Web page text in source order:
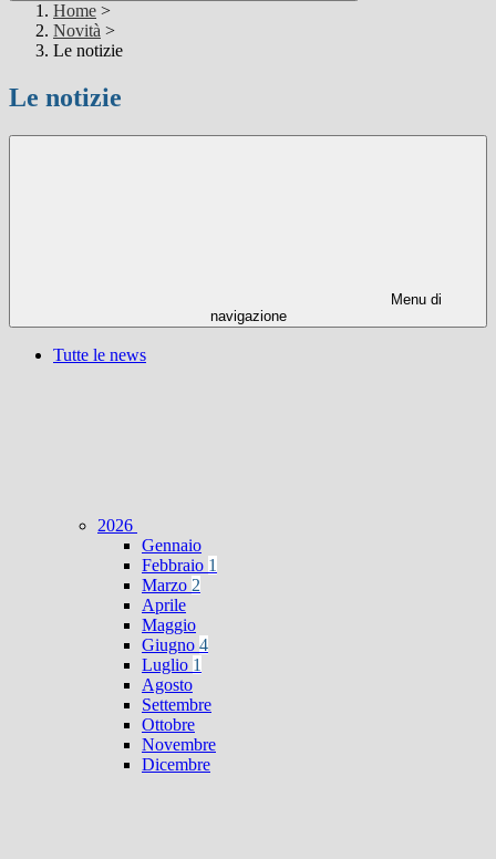
Home >
Novità >
Le notizie
Le notizie
Menu di
navigazione
Tutte le news
2026
Gennaio
Febbraio 1
Marzo 2
Aprile
Maggio
Giugno 4
Luglio 1
Agosto
Settembre
Ottobre
Novembre
Dicembre